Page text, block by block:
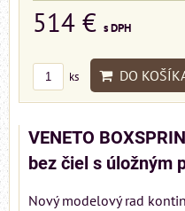
514 € s DPH
ks DO
VENETO
bez čiel s úložným
Nový modelový rad